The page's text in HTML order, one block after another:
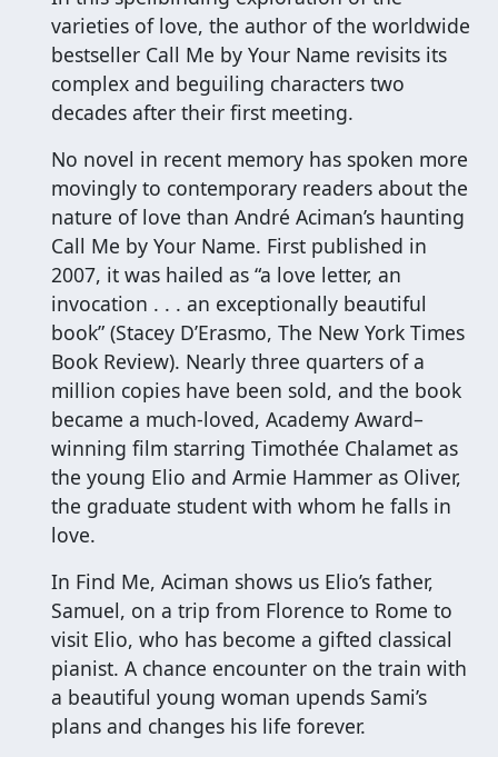
varieties of love, the author of the worldwide
bestseller Call Me by Your Name revisits its
complex and beguiling characters two
decades after their first meeting.
No novel in recent memory has spoken more
movingly to contemporary readers about the
nature of love than André Aciman’s haunting
Call Me by Your Name. First published in
2007, it was hailed as “a love letter, an
invocation . . . an exceptionally beautiful
book” (Stacey D’Erasmo, The New York Times
Book Review). Nearly three quarters of a
million copies have been sold, and the book
became a much-loved, Academy Award–
winning film starring Timothée Chalamet as
the young Elio and Armie Hammer as Oliver,
the graduate student with whom he falls in
love.
In Find Me, Aciman shows us Elio’s father,
Samuel, on a trip from Florence to Rome to
visit Elio, who has become a gifted classical
pianist. A chance encounter on the train with
a beautiful young woman upends Sami’s
plans and changes his life forever.